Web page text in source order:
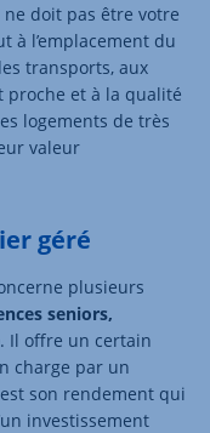
ne doit pas être votre
à l’emplacement du
transports, aux
proche et à la qualité
logements de très
valeur
géré
plusieurs
seniors,
. Il offre un certain
charge par un
son rendement qui
investissement